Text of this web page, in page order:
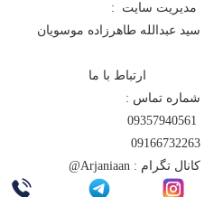
مدیریت سایت :
سید عبدالله طاهرزاده موسویان
ارتباط با ما
شماره تماس :
09166732263
کانال تگرام : Arjaniaan@